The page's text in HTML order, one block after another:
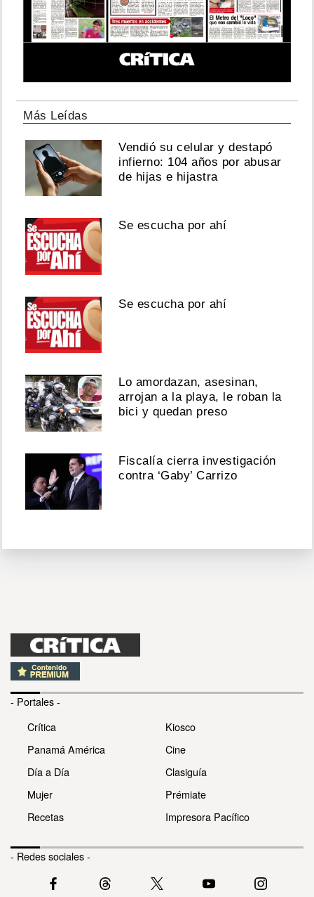
Más Leídas
Vendió su celular y destapó
infierno: 104 años por abusar
de hijas e hijastra
Se escucha por ahí
Se escucha por ahí
Lo amordazan, asesinan,
arrojan a la playa, le roban la
bici y quedan preso
Fiscalía cierra investigación
contra ‘Gaby’ Carrizo
- Portales -
Crítica
Panamá América
Día a Día
Mujer
Recetas
Kiosco
Cine
Clasiguía
Prémiate
Impresora Pacífico
- Redes sociales -